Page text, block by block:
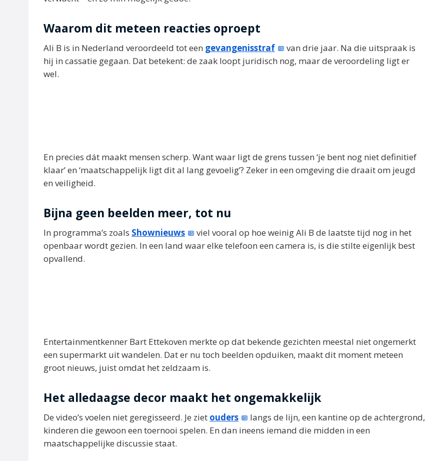
Waarom dit meteen reacties oproept
Ali B is in Nederland veroordeeld tot een gevangenisstraf
van drie jaar. Na die uitspraak is
hij in cassatie gegaan. Dat betekent: de zaak loopt juridisch nog, maar de veroordeling ligt er
wel.
En precies dát maakt mensen scherp. Want waar ligt de grens tussen ‘je bent nog niet definitief
klaar’ en ‘maatschappelijk ligt dit al lang gevoelig’? Zeker in een omgeving die draait om jeugd
en veiligheid.
Bijna geen beelden meer, tot nu
In programma’s zoals Shownieuws
viel vooral op hoe weinig Ali B de laatste tijd nog in het
openbaar wordt gezien. In een land waar elke telefoon een camera is, is die stilte eigenlijk best
opvallend.
Entertainmentkenner Bart Ettekoven merkte op dat bekende gezichten meestal niet ongemerkt
een supermarkt uit wandelen. Dat er nu toch beelden opduiken, maakt dit moment meteen
groot nieuws, juist omdat het zeldzaam is.
Het alledaagse decor maakt het ongemakkelijk
De video’s voelen niet geregisseerd. Je ziet ouders
langs de lijn, een kantine op de achtergrond,
kinderen die gewoon een toernooi spelen. En dan ineens iemand die midden in een
maatschappelijke discussie staat.